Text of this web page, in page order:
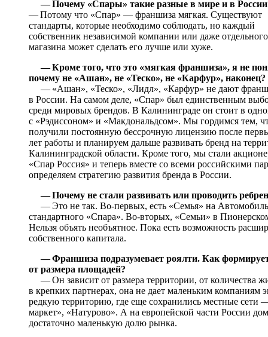
— Почему «Спары» такие разные в мире и в
— Потому что «Спар» — франшиза мягкая. Существуют
стандарты, которые необходимо соблюдать, но каждый
собственник независимой компании или даже отдельного
магазина может сделать его лучше или хуже.
— Кроме того, что это «мягкая франшиза», я не
почему не «Ашан», не «Теско», не «Карфур», наконец?
— «Ашан», «Теско», «Лидл», «Карфур» не дают
в России. На самом деле, «Спар» был единственным
среди мировых брендов. В Калининграде он стоит в
с «Рэдиссоном» и «Макдональдсом». Мы гордимся тем,
получили постоянную бессрочную лицензию после
лет работы и планируем дальше развивать бренд на
Калининградской области. Кроме того, мы стали
«Спар Россия» и теперь вместе со всеми российскими
определяем стратегию развития бренда в России.
— Почему не стали развивать или проводить
— Это не так. Во‑первых, есть «Семья» на
стандартного «Спара». Во‑вторых, «Семьи» в
Нельзя объять необъятное. Пока есть возможность
собственного капитала.
— Франшиза подразумевает роялти. Как
от размера площадей?
— Он зависит от размера территории, от количества
в крепких партнерах, она не дает маленьким
редкую территорию, где еще сохранились местные
маркет», «Натурово». А на европейской части России
достаточно маленькую долю рынка.